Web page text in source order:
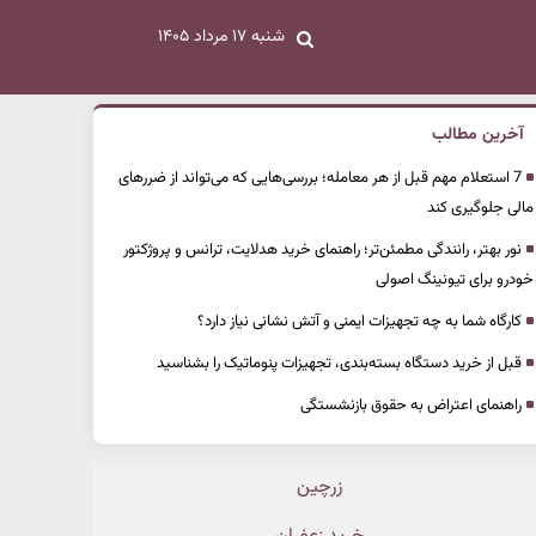
شنبه ۱۷ مرداد ۱۴۰۵
آخرین مطالب
7 استعلام مهم قبل از هر معامله؛ بررسی‌هایی که می‌تواند از ضررهای
مالی جلوگیری کند
نور بهتر، رانندگی مطمئن‌تر؛ راهنمای خرید هدلایت، ترانس و پروژکتور
خودرو برای تیونینگ اصولی
کارگاه شما به چه تجهیزات ایمنی و آتش نشانی نیاز دارد؟
قبل از خرید دستگاه بسته‌بندی، تجهیزات پنوماتیک را بشناسید
راهنمای اعتراض به حقوق بازنشستگی
زرچین